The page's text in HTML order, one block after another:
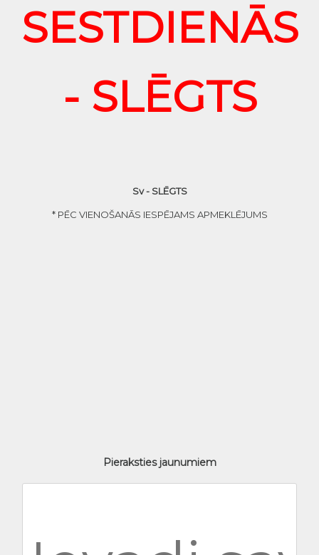
SESTDIENĀS
- SLĒGTS
Sv - SLĒGTS
* PĒC VIENOŠANĀS IESPĒJAMS APMEKLĒJUMS
Pieraksties jaunumiem